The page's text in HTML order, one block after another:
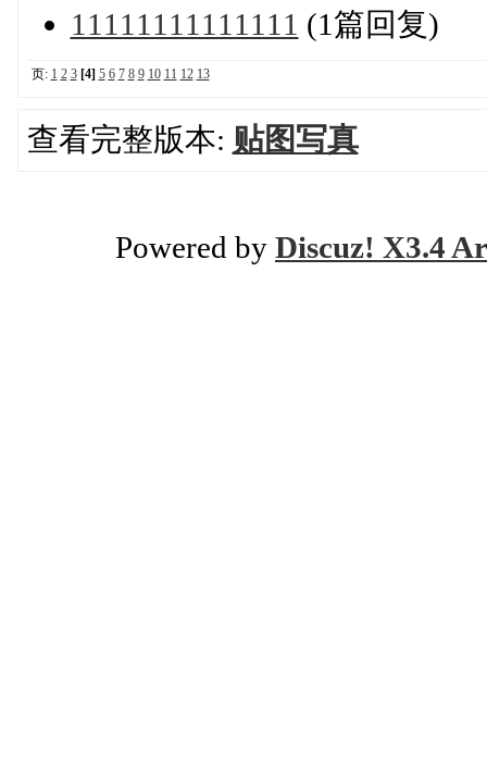
11111111111111 (1篇回复)
页: 1 2 3 [4] 5 6 7 8 9 10 11 12 13
查看完整版本: 贴图写真
Powered by Discuz! X3.4